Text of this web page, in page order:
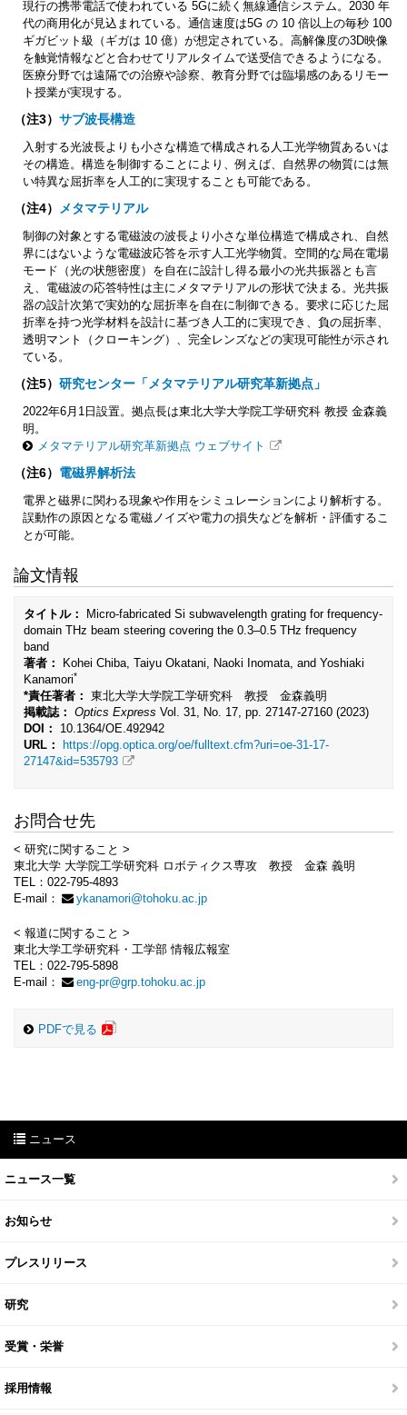
現行の携帯電話で使われている 5Gに続く無線通信システム。2030 年
代の商用化が見込まれている。通信速度は5G の 10 倍以上の毎秒 100
ギガビット級（ギガは 10 億）が想定されている。高解像度の3D映像
を触覚情報などと合わせてリアルタイムで送受信できるようになる。
医療分野では遠隔での治療や診察、教育分野では臨場感のあるリモー
ト授業が実現する。
（注3） サブ波長構造
入射する光波長よりも小さな構造で構成される人工光学物質あるいは
その構造。構造を制御することにより、例えば、自然界の物質には無
い特異な屈折率を人工的に実現することも可能である。
（注4） メタマテリアル
制御の対象とする電磁波の波長より小さな単位構造で構成され、自然
界にはないような電磁波応答を示す人工光学物質。空間的な局在電場
モード（光の状態密度）を自在に設計し得る最小の光共振器とも言
え、電磁波の応答特性は主にメタマテリアルの形状で決まる。光共振
器の設計次第で実効的な屈折率を自在に制御できる。要求に応じた屈
折率を持つ光学材料を設計に基づき人工的に実現でき、負の屈折率、
透明マント（クローキング）、完全レンズなどの実現可能性が示され
ている。
（注5） 研究センター「メタマテリアル研究革新拠点」
2022年6月1日設置。拠点長は東北大学大学院工学研究科 教授 金森義
明。
メタマテリアル研究革新拠点 ウェブサイト
（注6） 電磁界解析法
電界と磁界に関わる現象や作用をシミュレーションにより解析する。
誤動作の原因となる電磁ノイズや電力の損失などを解析・評価するこ
とが可能。
論文情報
タイトル：
Micro-fabricated Si subwavelength grating for frequency-
domain THz beam steering covering the 0.3–0.5 THz frequency
band
著者：
Kohei Chiba, Taiyu Okatani, Naoki Inomata, and Yoshiaki
Kanamori*
*責任著者： 東北大学大学院工学研究科 教授 金森義明
掲載誌： Optics Express Vol. 31, No. 17, pp. 27147-27160 (2023)
DOI：
10.1364/OE.492942
URL：
https://opg.optica.org/oe/fulltext.cfm?uri=oe-31-17-
27147&id=535793
お問合せ先
< 研究に関すること >
東北大学 大学院工学研究科 ロボティクス専攻 教授 金森 義明
TEL：022-795-4893
E-mail：
ykanamori@tohoku.ac.jp
< 報道に関すること >
東北大学工学研究科・工学部 情報広報室
TEL：022-795-5898
E-mail：
eng-pr@grp.tohoku.ac.jp
PDFで見る
ニュース
ニュース一覧
お知らせ
プレスリリース
研究
受賞・栄誉
採用情報